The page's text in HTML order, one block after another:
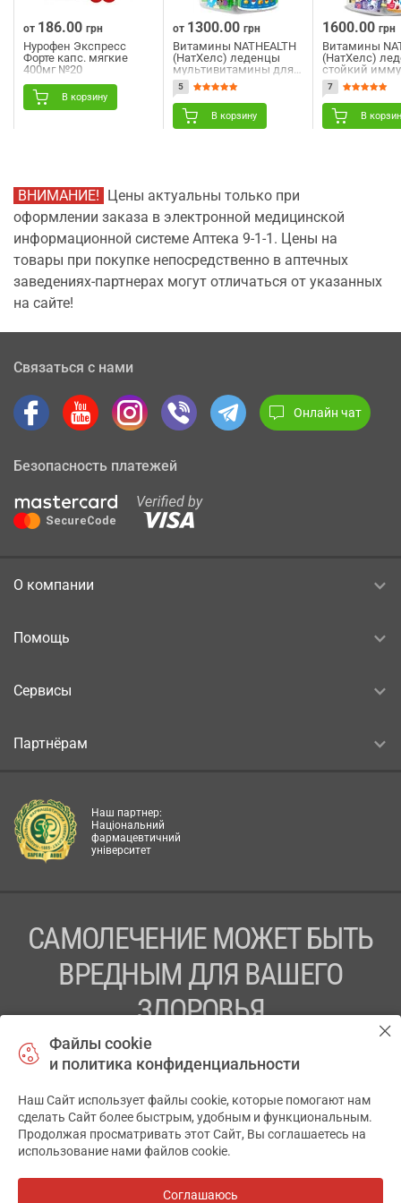
от 186.00 грн
Нурофен Экспресс
Форте капс. мягкие
400мг №20
В корзину
от 1300.00 грн
Витамины NATHEALTH
(НатХелс) леденцы
мультивитамины для
детей 1 шт
5
В корзину
1600.00 грн
Витамины
(НатХелс)
стойкий
для детей 1
7
В
ВНИМАНИЕ!
Цены актуальны только при
оформлении заказа в электронной медицинской
информационной системе Аптека 9-1-1. Цены на
товары при покупке непосредственно в аптечных
заведениях-партнерах могут отличаться от указанных
на сайте!
Связаться с нами
Онлайн чат
Безопасность платежей
О компании
Помощь
Сервисы
Партнёрам
Наш партнер:
Національний
фармацевтичний
університет
САМОЛЕЧЕНИЕ МОЖЕТ БЫТЬ
ВРЕДНЫМ ДЛЯ ВАШЕГО
ЗДОРОВЬЯ
ПЕРЕД ПРИМЕНЕНИЕМ ПРЕПАРАТА
ПРОКОНСУЛЬТИРУЙТЕСЬ С ВРАЧОМ
ТОВ «АПТЕКА 911.ЮА» Код ЄДРПОУ 43631965.
Отказ от ответственности
АПТЕКА911.ЮА
Файлы cookie
и политика конфиденциальности
Наш Сайт использует файлы cookie, которые помогают нам
сделать Сайт более быстрым, удобным и функциональным.
Продолжая просматривать этот Сайт, Вы соглашаетесь на
использование нами файлов cookie.
Соглашаюсь
✕